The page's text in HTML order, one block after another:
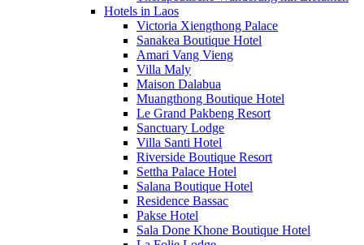
Hotels in Laos
Victoria Xiengthong Palace
Sanakea Boutique Hotel
Amari Vang Vieng
Villa Maly
Maison Dalabua
Muangthong Boutique Hotel
Le Grand Pakbeng Resort
Sanctuary Lodge
Villa Santi Hotel
Riverside Boutique Resort
Settha Palace Hotel
Salana Boutique Hotel
Residence Bassac
Pakse Hotel
Sala Done Khone Boutique Hotel